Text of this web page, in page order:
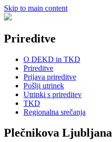
Skip to main content
Prireditve
O DEKD in TKD
Prireditve
Prijava prireditve
Pošlji utrinek
Utrinki s prireditev
TKD
Regionalna srečanja
Plečnikova Ljubljana